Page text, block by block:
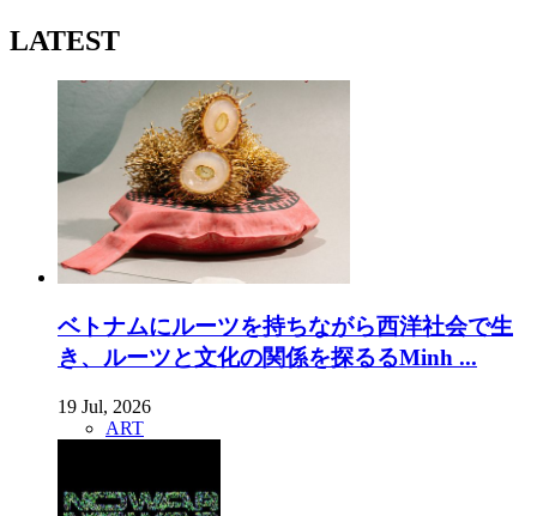
LATEST
ベトナムにルーツを持ちながら西洋社会で生
き、ルーツと文化の関係を探るるMinh ...
19 Jul, 2026
ART